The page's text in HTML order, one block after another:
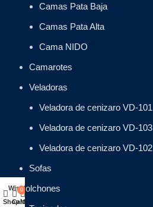
Camas Pata Baja
Camas Pata Alta
Cama NIDO
Camarotes
Veladoras
Veladora de cenizaro VD-101
Veladora de cenizaro VD-103
Veladora de cenizaro VD-102
Sofas
Colchones
Shop
Wishlist
0
CartMi cuenta